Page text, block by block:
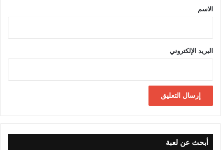
*الاسم
البريد الإلكتروني
أبحث عن لعبة